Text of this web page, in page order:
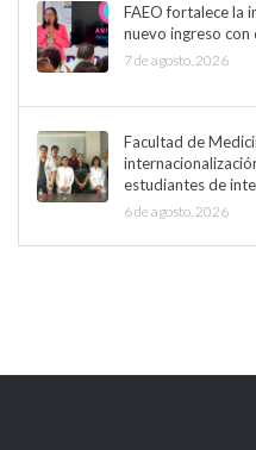
FAEO fortalece la
nuevo ingreso con
7 de agosto, 2026
Facultad de
estudiantes de
6 de agosto, 2026